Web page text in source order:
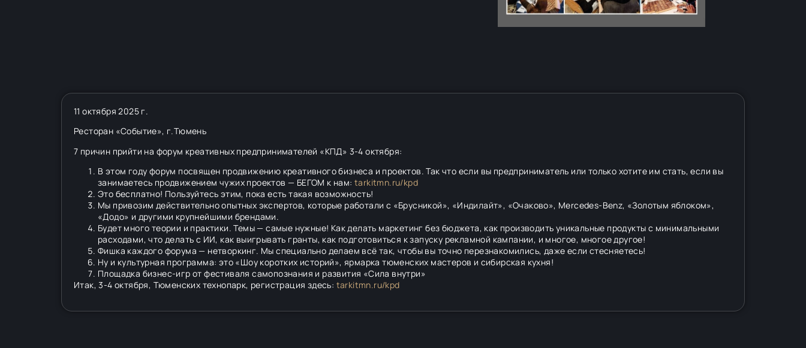
11 октября 2025 г.
Ресторан «Событие», г.Тюмень
7 причин прийти на форум креативных предпринимателей «КПД» 3-4 октября:
В этом году форум посвящен продвижению креативного бизнеса и проектов. Так что если вы предприниматель или только хотите им стать, если вы
занимаетесь продвижением чужих проектов — БЕГОМ к нам: tarkitmn.ru/kpd
Это бесплатно! Пользуйтесь этим, пока есть такая возможность!
Мы привозим действительно опытных экспертов, которые работали с «Брусникой», «Индилайт», «Очаково», Mercedes-Benz, «Золотым яблоком»,
«Додо» и другими крупнейшими брендами.
Будет много теории и практики. Темы — самые нужные! Как делать маркетинг без бюджета, как производить уникальные продукты с минимальными
расходами, что делать с ИИ, как выигрывать гранты, как подготовиться к запуску рекламной кампании, и многое, многое другое!
Фишка каждого форума — нетворкинг. Мы специально делаем всё так, чтобы вы точно перезнакомились, даже если стесняетесь!
Ну и культурная программа: это «Шоу коротких историй», ярмарка тюменских мастеров и сибирская кухня!
Площадка бизнес-игр от фестиваля самопознания и развития «Сила внутри»
Итак, 3-4 октября, Тюменских технопарк, регистрация здесь: tarkitmn.ru/kpd